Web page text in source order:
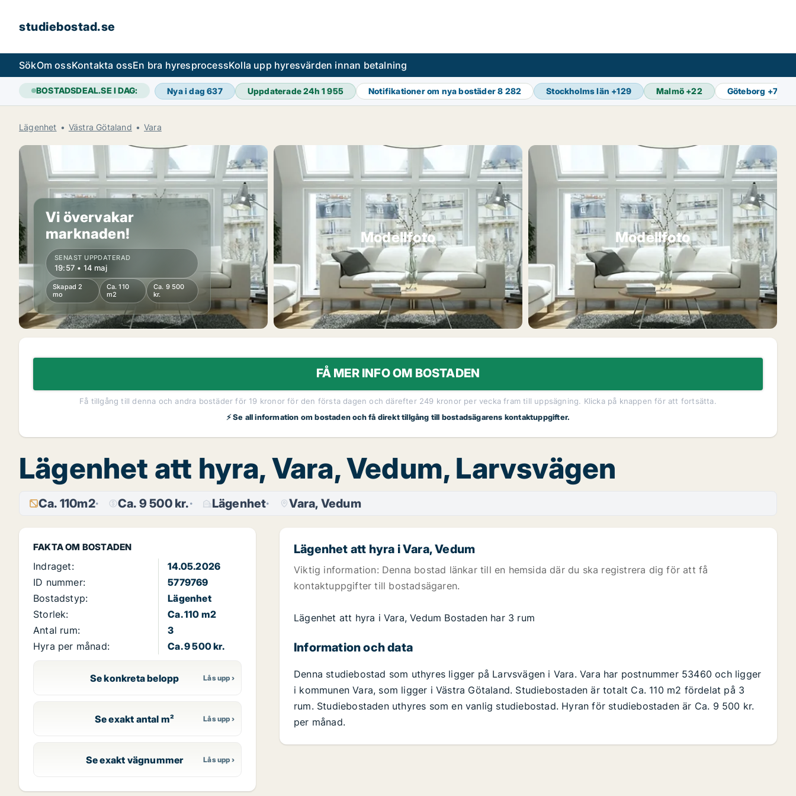
studiebostad.se
SökOm ossKontakta ossEn bra hyresprocessKolla upp hyresvärden innan betalning
BOSTADSDEAL.SE I DAG: Nya i dag637 Uppdaterade 24h1 955 Notifikationer om nya bostäder8 282 Stockholms län +129 Malmö +22 Göteborg +73
Lägenhet Västra Götaland Vara
Vi övervakar
marknaden!
SENAST UPPDATERAD
19:57 • 14 maj
Skapad 2
mo
Ca. 110
m2
Ca. 9 500
kr.
Modellfoto Modellfoto
FÅ MER INFO OM BOSTADEN
Få tillgång till denna och andra bostäder för 19 kronor för den första dagen och därefter 249 kronor per vecka fram till uppsägning. Klicka på knappen för att fortsätta.
⚡ Se all information om bostaden och få direkt tillgång till bostadsägarens kontaktuppgifter.
Lägenhet att hyra, Vara, Vedum, Larvsvägen
Ca. 110m2 Ca. 9 500 kr. Lägenhet Vara, Vedum
FAKTA OM BOSTADEN
Indraget:
14.05.2026
ID nummer:
5779769
Bostadstyp:
Lägenhet
Storlek:
Ca. 110 m2
Antal rum:
3
Hyra per månad:
Ca. 9 500 kr.
Se konkreta belopp
Se exakt antal m²
Se exakt vägnummer
Lägenhet att hyra i Vara, Vedum
Viktig information: Denna bostad länkar till en hemsida där du ska registrera dig för att få
kontaktuppgifter till bostadsägaren.
Lägenhet att hyra i Vara, Vedum Bostaden har 3 rum
Information och data
Denna studiebostad som uthyres ligger på Larvsvägen i Vara. Vara har postnummer 53460 och ligger
i kommunen Vara, som ligger i Västra Götaland. Studiebostaden är totalt Ca. 110 m2 fördelat på 3
rum. Studiebostaden uthyres som en vanlig studiebostad. Hyran för studiebostaden är Ca. 9 500 kr.
per månad.